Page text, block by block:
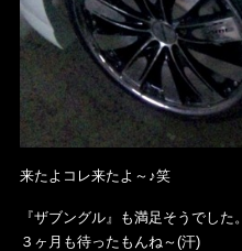
来たよコレ来たよ～♪笑
『ザブングル』も満足そうでした。
３ヶ月も待ったもんね～(汗)